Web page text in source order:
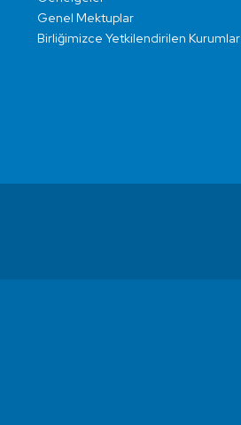
Genel Mektuplar
Birliğimizce Yetkilendirilen Kurumlar